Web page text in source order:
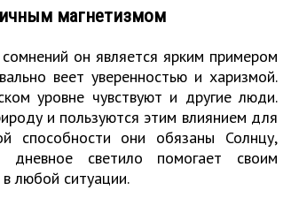
магнетизмом
он является ярким примером
веет уверенностью и харизмой.
уровне чувствуют и другие люди.
и пользуются этим влиянием для
способности они обязаны Солнцу,
светило помогает своим
любой ситуации.